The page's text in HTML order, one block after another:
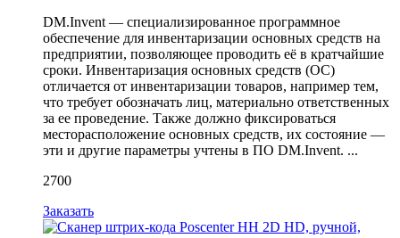
DM.Invent — специализированное программное
обеспечение для инвентаризации основных средств на
предприятии, позволяющее проводить её в кратчайшие
сроки. Инвентаризация основных средств (ОС)
отличается от инвентаризации товаров, например тем,
что требует обозначать лиц, материально ответственных
за ее проведение. Также должно фиксироваться
месторасположение основных средств, их состояние —
эти и другие параметры учтены в ПО DM.Invent. ...
2700
Заказать